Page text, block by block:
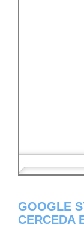
GOOGLE
CERCEDA